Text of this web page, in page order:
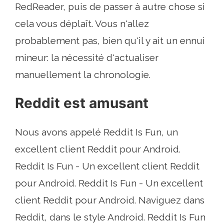
RedReader, puis de passer à autre chose si
cela vous déplaît. Vous n'allez
probablement pas, bien qu'il y ait un ennui
mineur: la nécessité d'actualiser
manuellement la chronologie.
Reddit est amusant
Nous avons appelé Reddit Is Fun, un
excellent client Reddit pour Android.
Reddit Is Fun - Un excellent client Reddit
pour Android. Reddit Is Fun - Un excellent
client Reddit pour Android. Naviguez dans
Reddit, dans le style Android. Reddit Is Fun